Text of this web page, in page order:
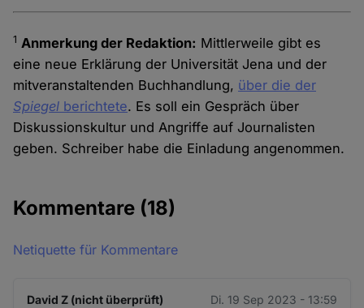
1 Anmerkung der Redaktion: Mittlerweile gibt es
eine neue Erklärung der Universität Jena und der
mitveranstaltenden Buchhandlung, über die der
Spiegel berichtete. Es soll ein Gespräch über
Diskussionskultur und Angriffe auf Journalisten
geben. Schreiber habe die Einladung angenommen.
Kommentare (18)
Netiquette für Kommentare
David Z (nicht überprüft) Di. 19 Sep 2023 - 13:59